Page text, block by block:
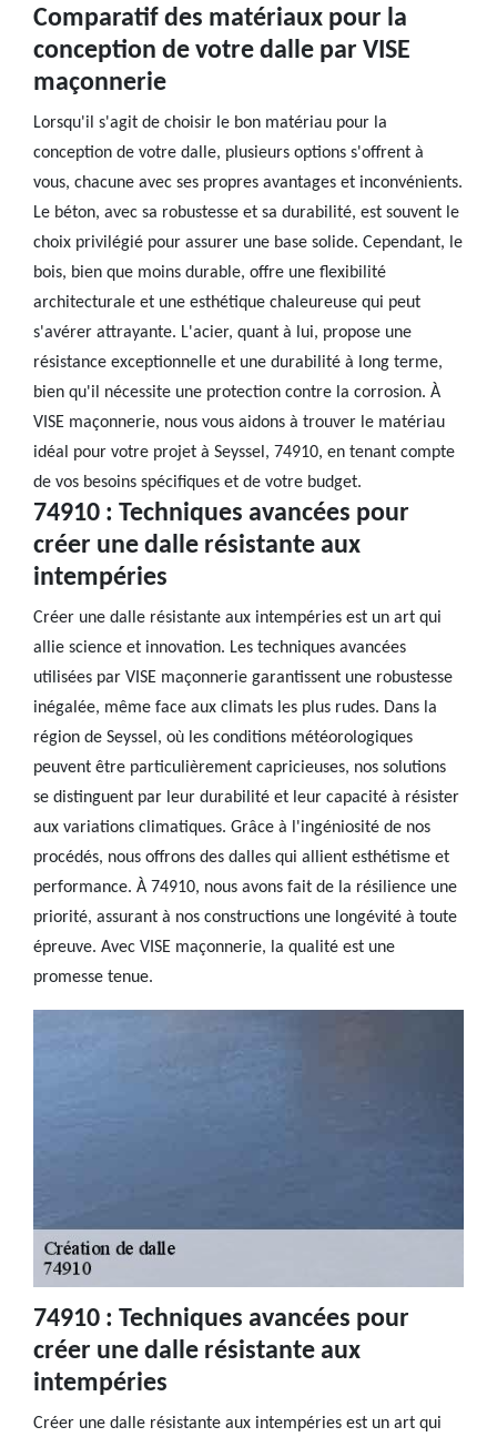
Comparatif des matériaux pour la
conception de votre dalle par VISE
maçonnerie
Lorsqu'il s'agit de choisir le bon matériau pour la
conception de votre dalle, plusieurs options s'offrent à
vous, chacune avec ses propres avantages et inconvénients.
Le béton, avec sa robustesse et sa durabilité, est souvent le
choix privilégié pour assurer une base solide. Cependant, le
bois, bien que moins durable, offre une flexibilité
architecturale et une esthétique chaleureuse qui peut
s'avérer attrayante. L'acier, quant à lui, propose une
résistance exceptionnelle et une durabilité à long terme,
bien qu'il nécessite une protection contre la corrosion. À
VISE maçonnerie, nous vous aidons à trouver le matériau
idéal pour votre projet à Seyssel, 74910, en tenant compte
de vos besoins spécifiques et de votre budget.
74910 : Techniques avancées pour
créer une dalle résistante aux
intempéries
Créer une dalle résistante aux intempéries est un art qui
allie science et innovation. Les techniques avancées
utilisées par VISE maçonnerie garantissent une robustesse
inégalée, même face aux climats les plus rudes. Dans la
région de Seyssel, où les conditions météorologiques
peuvent être particulièrement capricieuses, nos solutions
se distinguent par leur durabilité et leur capacité à résister
aux variations climatiques. Grâce à l'ingéniosité de nos
procédés, nous offrons des dalles qui allient esthétisme et
performance. À 74910, nous avons fait de la résilience une
priorité, assurant à nos constructions une longévité à toute
épreuve. Avec VISE maçonnerie, la qualité est une
promesse tenue.
74910 : Techniques avancées pour
créer une dalle résistante aux
intempéries
Créer une dalle résistante aux intempéries est un art qui